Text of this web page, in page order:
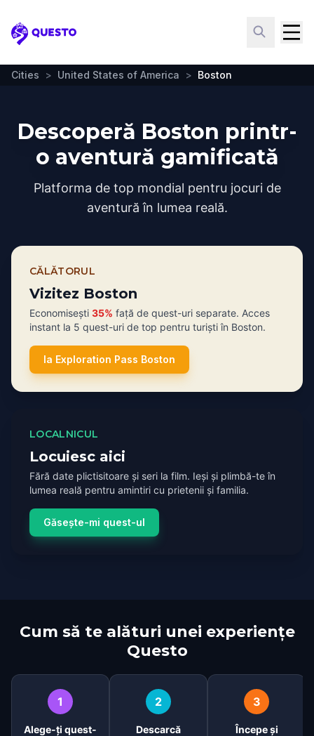
Questo
Cities > United States of America > Boston
Descoperă Boston printr-
o aventură gamificată
Platforma de top mondial pentru jocuri de
aventură în lumea reală.
CĂLĂTORUL
Vizitez Boston
Economisești 35% față de quest-uri separate. Acces
instant la 5 quest-uri de top pentru turiști în Boston.
Ia Exploration Pass Boston
LOCALNICUL
Locuiesc aici
Fără date plictisitoare și seri la film. Ieși și plimbă-te în
lumea reală pentru amintiri cu prietenii și familia.
Găsește-mi quest-ul
Cum să te alături unei experiențe
Questo
1
Alege-ți quest-
2
Descarcă
3
Începe și